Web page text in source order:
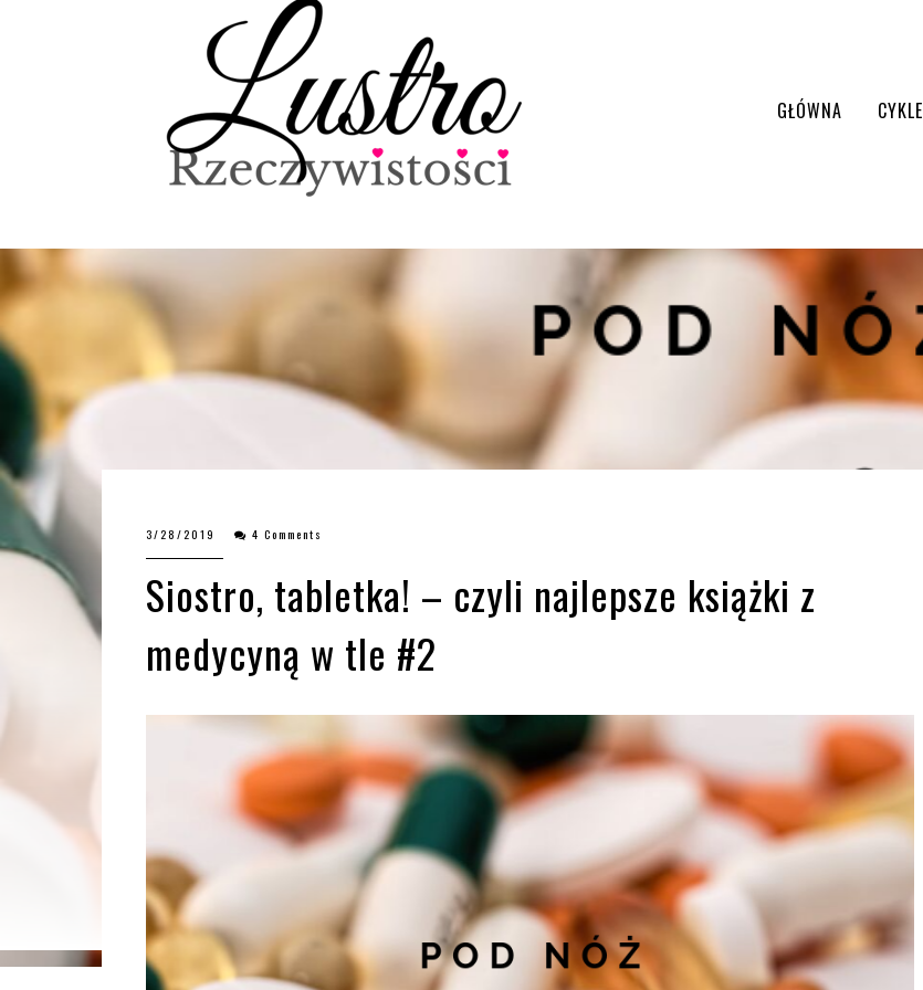
GŁÓWNA CYKLE
3/28/2019 4 Comments
Siostro, tabletka! – czyli najlepsze książki z
medycyną w tle #2